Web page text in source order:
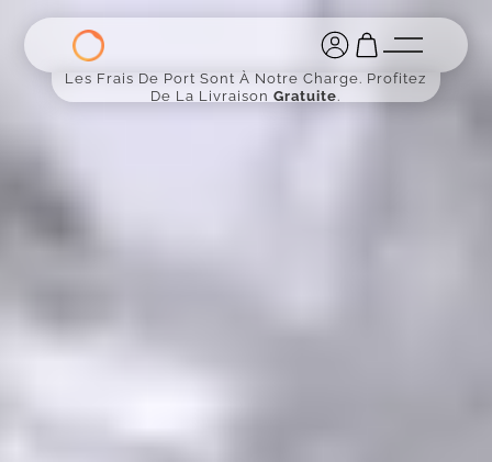
Les Frais De Port Sont À Notre Charge. Profitez
De La LivraisonGratuite.